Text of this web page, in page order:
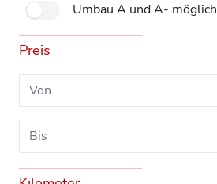
Umbau A und A- möglich
Preis